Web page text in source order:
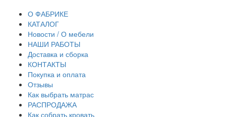
О ФАБРИКЕ
КАТАЛОГ
Новости / О мебели
НАШИ РАБОТЫ
Доставка и сборка
КОНТАКТЫ
Покупка и оплата
Отзывы
Как выбрать матрас
РАСПРОДАЖА
Как собрать кровать